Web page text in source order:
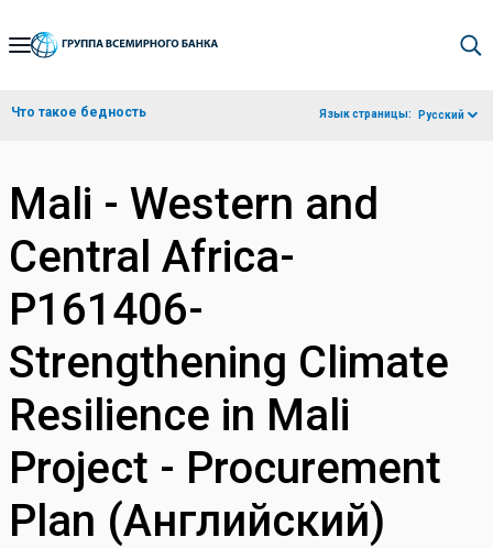
Skip
Navigation
Что такое бедность Язык страницы: Русский
Mali - Western and
Central Africa-
P161406-
Strengthening Climate
Resilience in Mali
Project - Procurement
Plan (Английский)